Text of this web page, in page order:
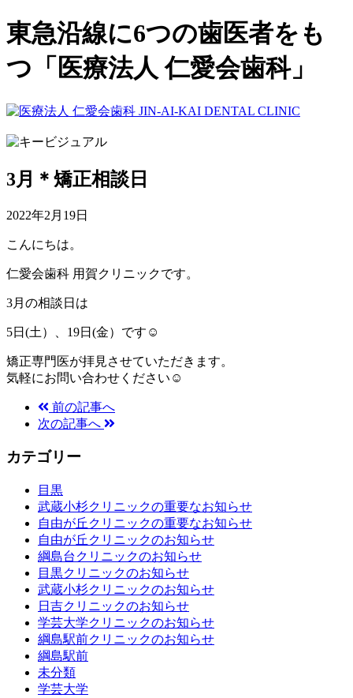
東急沿線に6つの歯医者をも
つ「医療法人 仁愛会歯科」
3月＊矯正相談日
2022年2月19日
こんにちは。
仁愛会歯科 用賀クリニックです。
3月の相談日は
5日(土）、19日(金）です☺
矯正専門医が拝見させていただきます。
気軽にお問い合わせください☺
前の記事へ
次の記事へ
カテゴリー
目黒
武蔵小杉クリニックの重要なお知らせ
自由が丘クリニックの重要なお知らせ
自由が丘クリニックのお知らせ
綱島台クリニックのお知らせ
目黒クリニックのお知らせ
武蔵小杉クリニックのお知らせ
日吉クリニックのお知らせ
学芸大学クリニックのお知らせ
綱島駅前クリニックのお知らせ
綱島駅前
未分類
学芸大学